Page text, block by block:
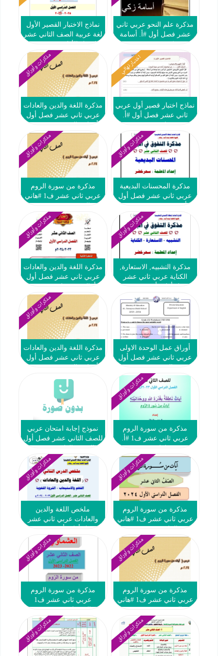
مذكرة علم النحو عربي ثاني
عشر فصل أول #أ. أسامة
نماذج الاختبار القصير الأول
لغة عربية الصف الثاني عشر
العشماوي
اختبار نهائي
نماذج اختبار قصير أول عربي
ثاني عشر فصل أول #أ.
مذكرات وأوراق
مذكرة اللغة والدين والعادات
عربي ثاني عشر فصل أول
مذكرات وأوراق
مذكرة المحسنات البديعية
عربي ثاني عشر فصل أول
مذكرات وأوراق
مذكرة من سورة الروم
عربي ثاني عشر ف1 #هاني
مذكرات وأوراق
مذكرة التشبيه, الاستعارة,
الكناية عربي ثاني عشر
2023 2024
مذكرات وأوراق
مذكرة اللغة والدين والعادات
عربي ثاني عشر فصل أول
أوراق عمل الوحدة الاولى
عربي ثاني عشر فصل أول
مذكرات وأوراق
مذكرة اللغة والدين والعادات
عربي ثاني عشر فصل أول
مذكرات وأوراق
مذكرة من سورة الروم
عربي ثاني عشر ف1 #أ.
نموذج إجابة امتحان عربي
للصف الثاني عشر فصل أول
مذكرات وأوراق
مذكرة من سورة الروم
عربي ثاني عشر ف1 #هاني
مذكرات وأوراق
ملخص اللغة والدين
والعادات عربي ثاني عشر
2023-2024
مذكرات وأوراق
مذكرة من سورة الروم
عربي ثاني عشر ف1 #هاني
مذكرات وأوراق
مذكرة من سورة الروم
عربي ثاني عشر ف1
مذكرات وأوراق مذكرات وأوراق